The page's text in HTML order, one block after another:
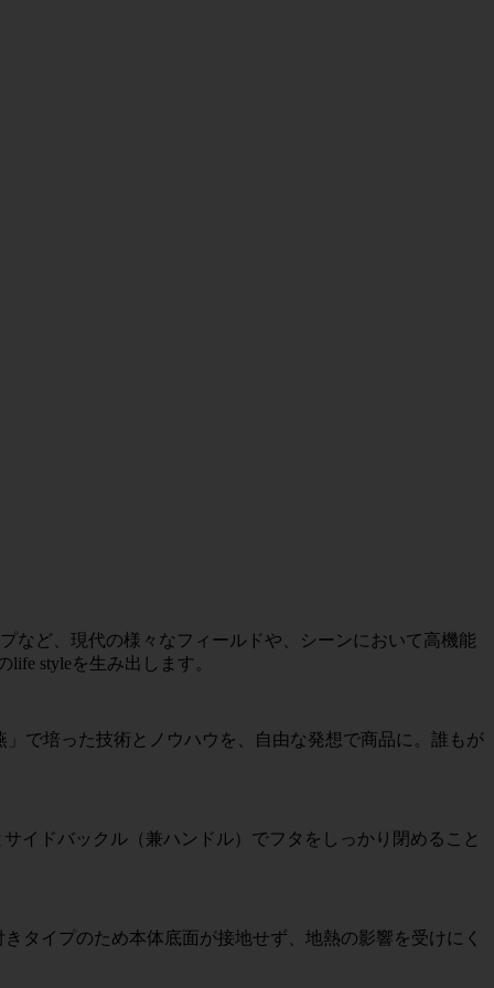
など、現代の様々なフィールドや、シーンにおいて高機能
styleを生み出します。
で培った技術とノウハウを、自由な発想で商品に。誰もが
イドバックル（兼ハンドル）でフタをしっかり閉めること
タイプのため本体底面が接地せず、地熱の影響を受けにく